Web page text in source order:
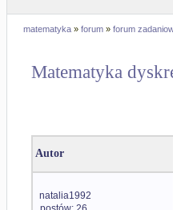
matematyka » forum » forum
Matematyka
Autor
natalia1992